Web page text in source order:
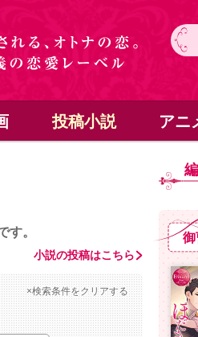
投稿小説 アニ
す。
小説の投稿はこちら
×検索条件をクリアする